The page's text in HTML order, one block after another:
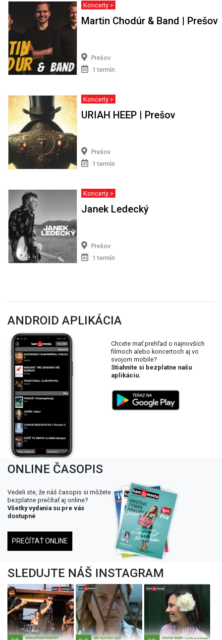
Koncerty >
Martin Chodúr & Band | Prešov
Prešov
1 termín
Koncerty >
URIAH HEEP | Prešov
Prešov
1 termín
Koncerty >
Janek Ledecký
Prešov
1 termín
ANDROID APLIKÁCIA
Chcete mať prehľad o najnovších
filmoch alebo koncertoch aj vo
svojom mobile?
Stiahnite si bezplatne našu
aplikáciu.
ONLINE ČASOPIS
Vedeli ste, že náš časopis si môžete
bezplatne prečítať aj online?
Všetky vydania su pre vás
dostupné
PREČÍTAŤ ONLINE
SLEDUJTE NÁŠ INSTAGRAM